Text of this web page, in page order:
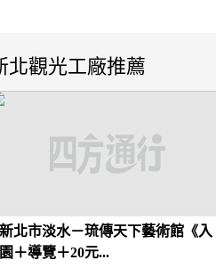
北觀光工廠推薦
新北市淡水－琉傳天下藝術館《入
園＋導覽＋20元...